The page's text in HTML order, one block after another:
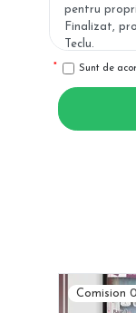
Sunt de
Comision